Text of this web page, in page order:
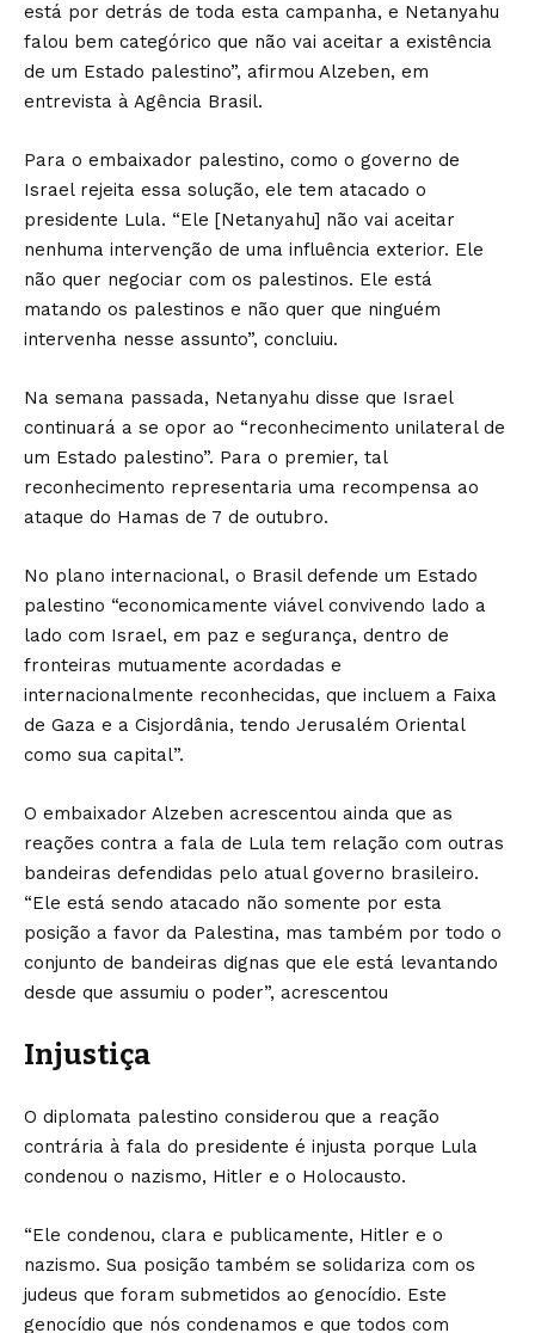
está por detrás de toda esta campanha, e Netanyahu
falou bem categórico que não vai aceitar a existência
de um Estado palestino”, afirmou Alzeben, em
entrevista à Agência Brasil.
Para o embaixador palestino, como o governo de
Israel rejeita essa solução, ele tem atacado o
presidente Lula. “Ele [Netanyahu] não vai aceitar
nenhuma intervenção de uma influência exterior. Ele
não quer negociar com os palestinos. Ele está
matando os palestinos e não quer que ninguém
intervenha nesse assunto”, concluiu.
Na semana passada, Netanyahu disse que Israel
continuará a se opor ao “reconhecimento unilateral de
um Estado palestino”. Para o premier, tal
reconhecimento representaria uma recompensa ao
ataque do Hamas de 7 de outubro.
No plano internacional, o Brasil defende um Estado
palestino “economicamente viável convivendo lado a
lado com Israel, em paz e segurança, dentro de
fronteiras mutuamente acordadas e
internacionalmente reconhecidas, que incluem a Faixa
de Gaza e a Cisjordânia, tendo Jerusalém Oriental
como sua capital”.
O embaixador Alzeben acrescentou ainda que as
reações contra a fala de Lula tem relação com outras
bandeiras defendidas pelo atual governo brasileiro.
“Ele está sendo atacado não somente por esta
posição a favor da Palestina, mas também por todo o
conjunto de bandeiras dignas que ele está levantando
desde que assumiu o poder”, acrescentou
Injustiça
O diplomata palestino considerou que a reação
contrária à fala do presidente é injusta porque Lula
condenou o nazismo, Hitler e o Holocausto.
“Ele condenou, clara e publicamente, Hitler e o
nazismo. Sua posição também se solidariza com os
judeus que foram submetidos ao genocídio. Este
genocídio que nós condenamos e que todos com